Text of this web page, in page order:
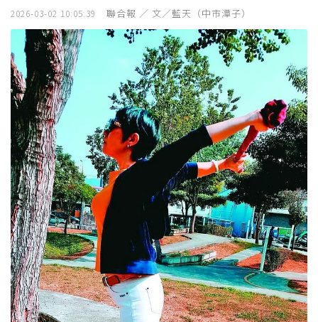
2026-03-02 10:05:39 聯合報 ／ 文／藍天（中市潭子）